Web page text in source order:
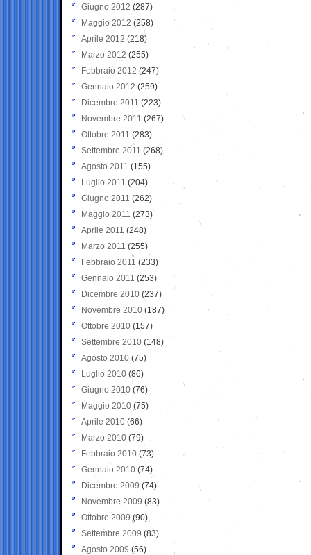
Giugno 2012 (287)
Maggio 2012 (258)
Aprile 2012 (218)
Marzo 2012 (255)
Febbraio 2012 (247)
Gennaio 2012 (259)
Dicembre 2011 (223)
Novembre 2011 (267)
Ottobre 2011 (283)
Settembre 2011 (268)
Agosto 2011 (155)
Luglio 2011 (204)
Giugno 2011 (262)
Maggio 2011 (273)
Aprile 2011 (248)
Marzo 2011 (255)
Febbraio 2011 (233)
Gennaio 2011 (253)
Dicembre 2010 (237)
Novembre 2010 (187)
Ottobre 2010 (157)
Settembre 2010 (148)
Agosto 2010 (75)
Luglio 2010 (86)
Giugno 2010 (76)
Maggio 2010 (75)
Aprile 2010 (66)
Marzo 2010 (79)
Febbraio 2010 (73)
Gennaio 2010 (74)
Dicembre 2009 (74)
Novembre 2009 (83)
Ottobre 2009 (90)
Settembre 2009 (83)
Agosto 2009 (56)